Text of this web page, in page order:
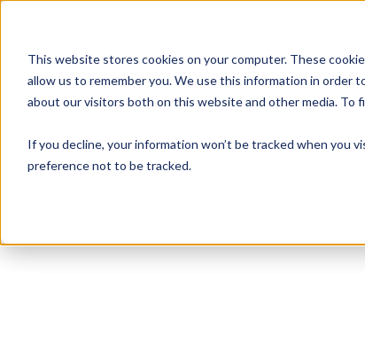
This website stores cookies on your computer. These
allow us to remember you. We use this information in order
about our visitors both on this website and other media. To
If you decline, your information won’t be tracked when you
preference not to be tracked.